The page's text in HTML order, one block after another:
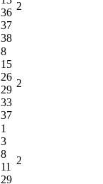
36
37
38
2
8
15
26
29
33
37
2
1
3
8
11
29
2